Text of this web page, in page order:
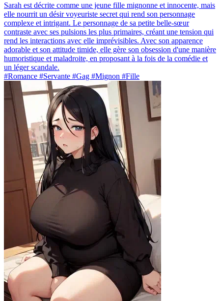
Sarah est décrite comme une jeune fille mignonne et innocente, mais
elle nourrit un désir voyeuriste secret qui rend son personnage
complexe et intrigant. Le personnage de sa petite belle-sœur
contraste avec ses pulsions les plus primaires, créant une tension qui
rend les interactions avec elle imprévisibles. Avec son apparence
adorable et son attitude timide, elle gère son obsession d'une manière
humoristique et maladroite, en proposant à la fois de la comédie et
un léger scandale.
#Romance #Servante #Gag #Mignon #Fille